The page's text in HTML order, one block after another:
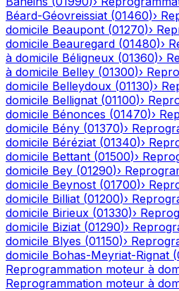
Béard-Géovreissiat (01460)›
domicile Beaupont (01270)›
domicile Beauregard (01480)›
à domicile Béligneux (01360)›
à domicile Belley (01300)›
domicile Belleydoux (01130)›
domicile Bellignat (01100)›
domicile Bénonces (01470)›
domicile Bény (01370)›
domicile Béréziat (01340)›
domicile Bettant (01500)›
domicile Bey (01290)›
domicile Beynost (01700)›
domicile Billiat (01200)›
domicile Birieux (01330)›
domicile Biziat (01290)›
domicile Blyes (01150)›
domicile Bohas-Meyriat-Rignat (
Reprogrammation moteur à
Reprogrammation moteur à